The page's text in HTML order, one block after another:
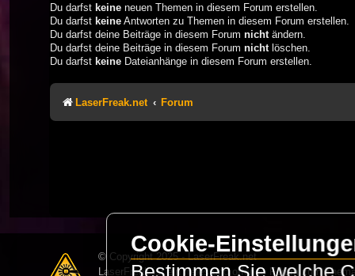
Du darfst keine neuen Themen in diesem Forum erstellen.
Du darfst keine Antworten zu Themen in diesem Forum erstellen.
Du darfst deine Beiträge in diesem Forum nicht ändern.
Du darfst deine Beiträge in diesem Forum nicht löschen.
Du darfst keine Dateianhänge in diesem Forum erstellen.
LaserFreak.net Forum
© Copyright 2025 - LaserFreak.net
LaserFreak ist ein freies und offenes Forum zum
Cookie-
Bestimmen Sie welche